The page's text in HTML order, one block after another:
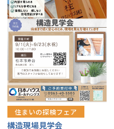
住まいの探検フェア
構造現場見学会